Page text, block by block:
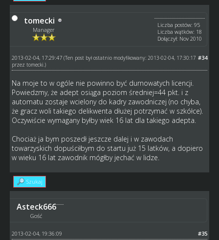
tomecki
Manager
Liczba postów: 95
Liczba wątków: 18
Dołączył: Nov 2010
#34
2013-02-04, 17:29:47 (Ten post był ostatnio modyfikowany: 2013-02-04, 17:30:17
przez tomecki .)
Na moje to w ogóle nie powinno być durnowatych licencji.
Powiedzmy, że adept osiąga poziom średniej=44 pkt. i z
automatu zostaje wcielony do kadry zawodniczej (no chyba,
że gracz woli takiego delikwenta dłużej potrzymać w szkółce).
Oczywiście wymagany byłby wiek 16 lat dla takiego adepta.
Chociaż ja bym poszedł jeszcze dalej i w zawodach
towarzyskich dopuściłbym do startu już 15 latków, a dopiero
w wieku 16 lat zawodnik mógłby jechać w lidze.
Szukaj
Asteck666
Gość
#35
2013-02-04, 19:36:09